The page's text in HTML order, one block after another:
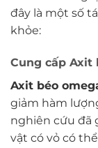
đây là một số
khỏe:
Cung cấp Axit
Axit béo
giảm hàm
nghiên cứu đã
vật có vỏ có